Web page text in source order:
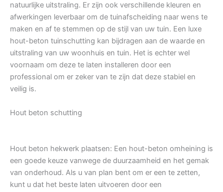
natuurlijke uitstraling. Er zijn ook verschillende kleuren en
afwerkingen leverbaar om de tuinafscheiding naar wens te
maken en af te stemmen op de stijl van uw tuin. Een luxe
hout-beton tuinschutting kan bijdragen aan de waarde en
uitstraling van uw woonhuis en tuin. Het is echter wel
voornaam om deze te laten installeren door een
professional om er zeker van te zijn dat deze stabiel en
veilig is.
Hout beton schutting
Hout beton hekwerk plaatsen: Een hout-beton omheining is
een goede keuze vanwege de duurzaamheid en het gemak
van onderhoud. Als u van plan bent om er een te zetten,
kunt u dat het beste laten uitvoeren door een